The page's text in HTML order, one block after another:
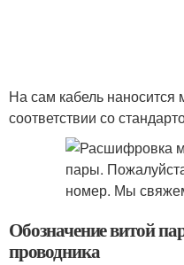
На сам кабель наносится
соответствии со
Обозначение витой
проводника